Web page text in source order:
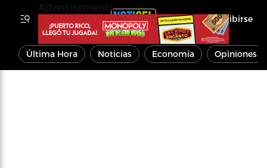
Inscribirse
Última Hora Noticias Economía Opiniones
Advertisements